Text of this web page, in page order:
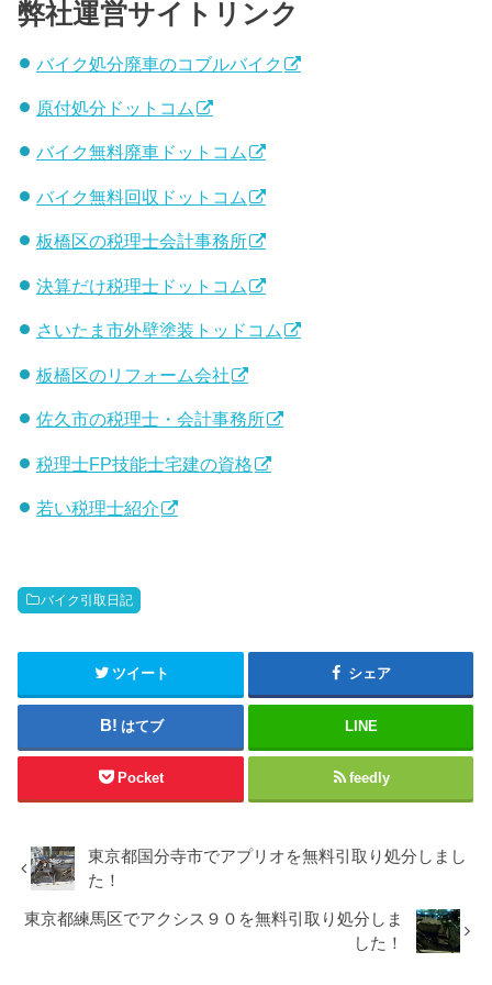
弊社運営サイトリンク
バイク処分廃車のコブルバイク
原付処分ドットコム
バイク無料廃車ドットコム
バイク無料回収ドットコム
板橋区の税理士会計事務所
決算だけ税理士ドットコム
さいたま市外壁塗装トッドコム
板橋区のリフォーム会社
佐久市の税理士・会計事務所
税理士FP技能士宅建の資格
若い税理士紹介
バイク引取日記
ツイート シェア
はてブ LINE
Pocket feedly
東京都国分寺市でアプリオを無料引取り処分しまし
た！
東京都練馬区でアクシス９０を無料引取り処分しま
した！